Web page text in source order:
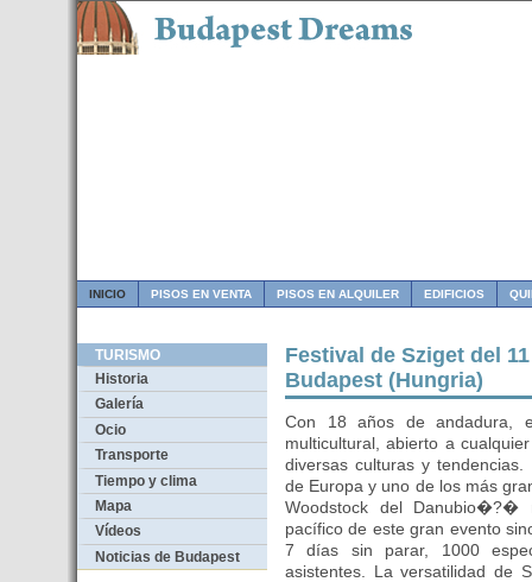
INICIO PISOS EN VENTA PISOS EN ALQUILER EDIFICIOS
TURISMO
Historia
Galería
Ocio
Transporte
Tiempo y clima
Mapa
Vídeos
Noticias de Budapest
Festival de Sziget del
Budapest (Hungria)
Con 18 años de andadura,
multicultural, abierto a
diversas culturas y
de Europa y uno de los más
Woodstock del
pacífico de este gran evento
7 días sin parar, 1000
asistentes. La versatilidad de